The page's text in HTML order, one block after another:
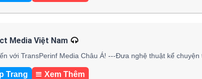
Media Việt Nam
với TransPerinf Media Châu Á! ---Đưa nghệ thuật kể
Trang Xem Thêm